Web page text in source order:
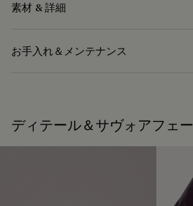
素材 & 詳細
ライニング：キュプラ 100%
ポケットのライニング：コットン
内側と胸のポケットバッグ：ポリエス
お手入れ＆メンテナンス
皮革専門のドライクリーニング
ディテール＆サヴォアフェ